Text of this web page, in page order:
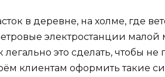
в деревне, на холме, где
электростанции малой
легально это сделать, чтобы
клиентам оформить такие